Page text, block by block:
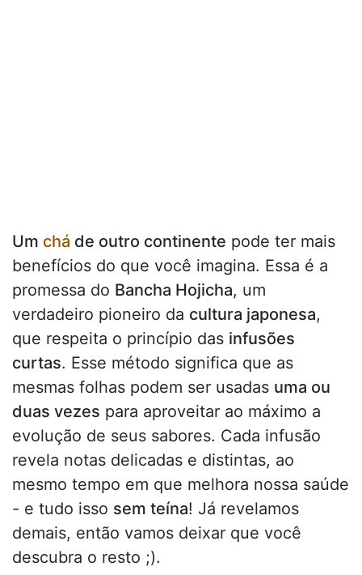
Um chá de outro continente pode ter mais
benefícios do que você imagina. Essa é a
promessa do Bancha Hojicha, um
verdadeiro pioneiro da cultura japonesa,
que respeita o princípio das infusões
curtas. Esse método significa que as
mesmas folhas podem ser usadas uma ou
duas vezes para aproveitar ao máximo a
evolução de seus sabores. Cada infusão
revela notas delicadas e distintas, ao
mesmo tempo em que melhora nossa saúde
- e tudo isso sem teína! Já revelamos
demais, então vamos deixar que você
descubra o resto ;).